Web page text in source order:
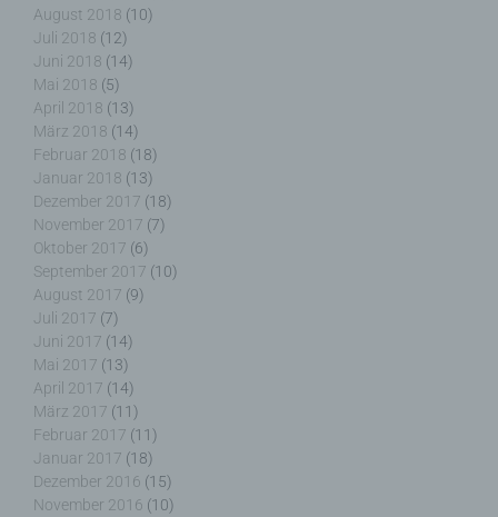
August 2018 (10)
Juli 2018 (12)
Juni 2018 (14)
Mai 2018 (5)
April 2018 (13)
März 2018 (14)
Februar 2018 (18)
Januar 2018 (13)
Dezember 2017 (18)
November 2017 (7)
Oktober 2017 (6)
September 2017 (10)
August 2017 (9)
Juli 2017 (7)
Juni 2017 (14)
Mai 2017 (13)
April 2017 (14)
März 2017 (11)
Februar 2017 (11)
Januar 2017 (18)
Dezember 2016 (15)
November 2016 (10)
Pseudonymisierung ist die Verarbeitung
personenbezogener Daten in einer Weise, auf
welche die personenbezogenen Daten ohne
Hinzuziehung zusätzlicher Informationen nicht
mehr einer spezifischen betroffenen Person
zugeordnet werden können, sofern diese
zusätzlichen Informationen gesondert aufbewahrt
werden und technischen und organisatorischen
Maßnahmen unterliegen, die gewährleisten, dass
die personenbezogenen Daten nicht einer
identifizierten oder identifizierbaren natürlichen
Person zugewiesen werden.
g) Verantwortlicher oder für die Verarbeitung
Verantwortlicher
Verantwortlicher oder für die Verarbeitung
Verantwortlicher ist die natürliche oder juristische
Person, Behörde, Einrichtung oder andere Stelle,